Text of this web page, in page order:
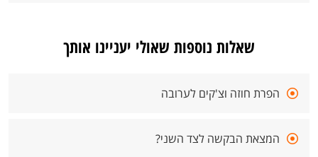
שאלות נוספות שאולי יעניינו אותך
הפרת חוזה וצ'קים לערובה
המצאת הבקשה לצד השני?